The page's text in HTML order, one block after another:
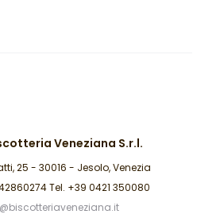
Veneziana S.r.l.
25 - 30016 - Jesolo, Venezia
Tel. +39 0421 350080